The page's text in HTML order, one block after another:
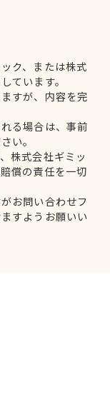
ク、または株式
ています。
すが、内容を完
る場合は、事前
い。
株式会社ギミッ
償の責任を一切
お問い合わせフ
すようお願いい